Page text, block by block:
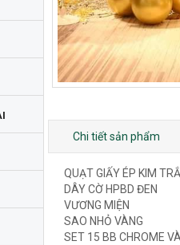
Chi tiết sản phẩm
QUẠT GIẤY ÉP KIM
DÂY CỜ HPBD ĐEN
VƯƠNG MIỆN
SAO NHỎ VÀNG
SET 15 BB CHROME